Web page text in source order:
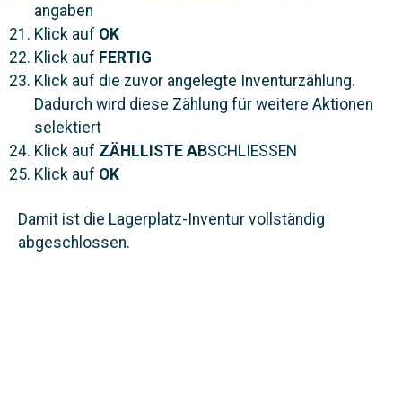
angaben
Klick auf OK
Klick auf FERTIG
Klick auf die zuvor angelegte Inventurzählung.
Dadurch wird diese Zählung für weitere Aktionen
selektiert
Klick auf ZÄHLLISTE ABSCHLIESSEN
Klick auf OK
Damit ist die Lagerplatz-Inventur vollständig
abgeschlossen.